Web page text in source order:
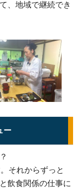
、地域で継続でき
ー
それからずっと
飲食関係の仕事に